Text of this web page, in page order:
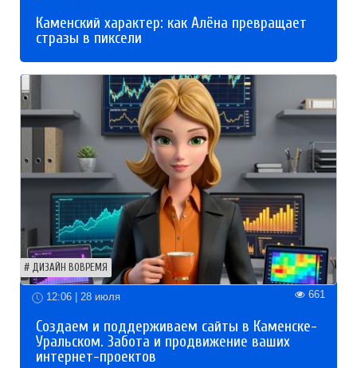
Каменский характер: как Алёна превращает
стразы в пиксели
ДИЗАЙН ВОВРЕМЯ
12:06 | 28 июля 661
Создаем и поддерживаем сайты в Каменске-
Уральском. Забота и продвижение ваших
интернет-проектов